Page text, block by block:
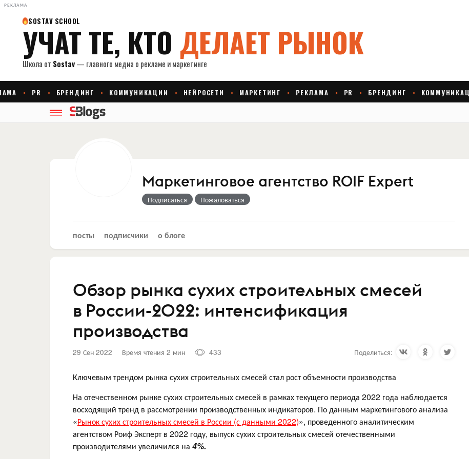
РЕКЛАМА
Маркетинговое агентство ROIF Expert
Подписаться Пожаловаться
посты подписчики о блоге
Обзор рынка сухих строительных смесей
в России-2022: интенсификация
производства
29 Сен 2022 Время чтения 2 мин 433 Поделиться:
Ключевым трендом рынка сухих строительных смесей стал рост объемности производства
На отечественном рынке сухих строительных смесей в рамках текущего периода 2022 года наблюдается
восходящий тренд в рассмотрении производственных индикаторов. По данным маркетингового анализа
«Рынок сухих строительных смесей в России (с данными 2022)», проведенного аналитическим
агентством Роиф Эксперт в 2022 году, выпуск сухих строительных смесей отечественными
производителями увеличился на 4%.